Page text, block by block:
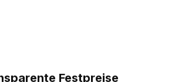
Festpreise